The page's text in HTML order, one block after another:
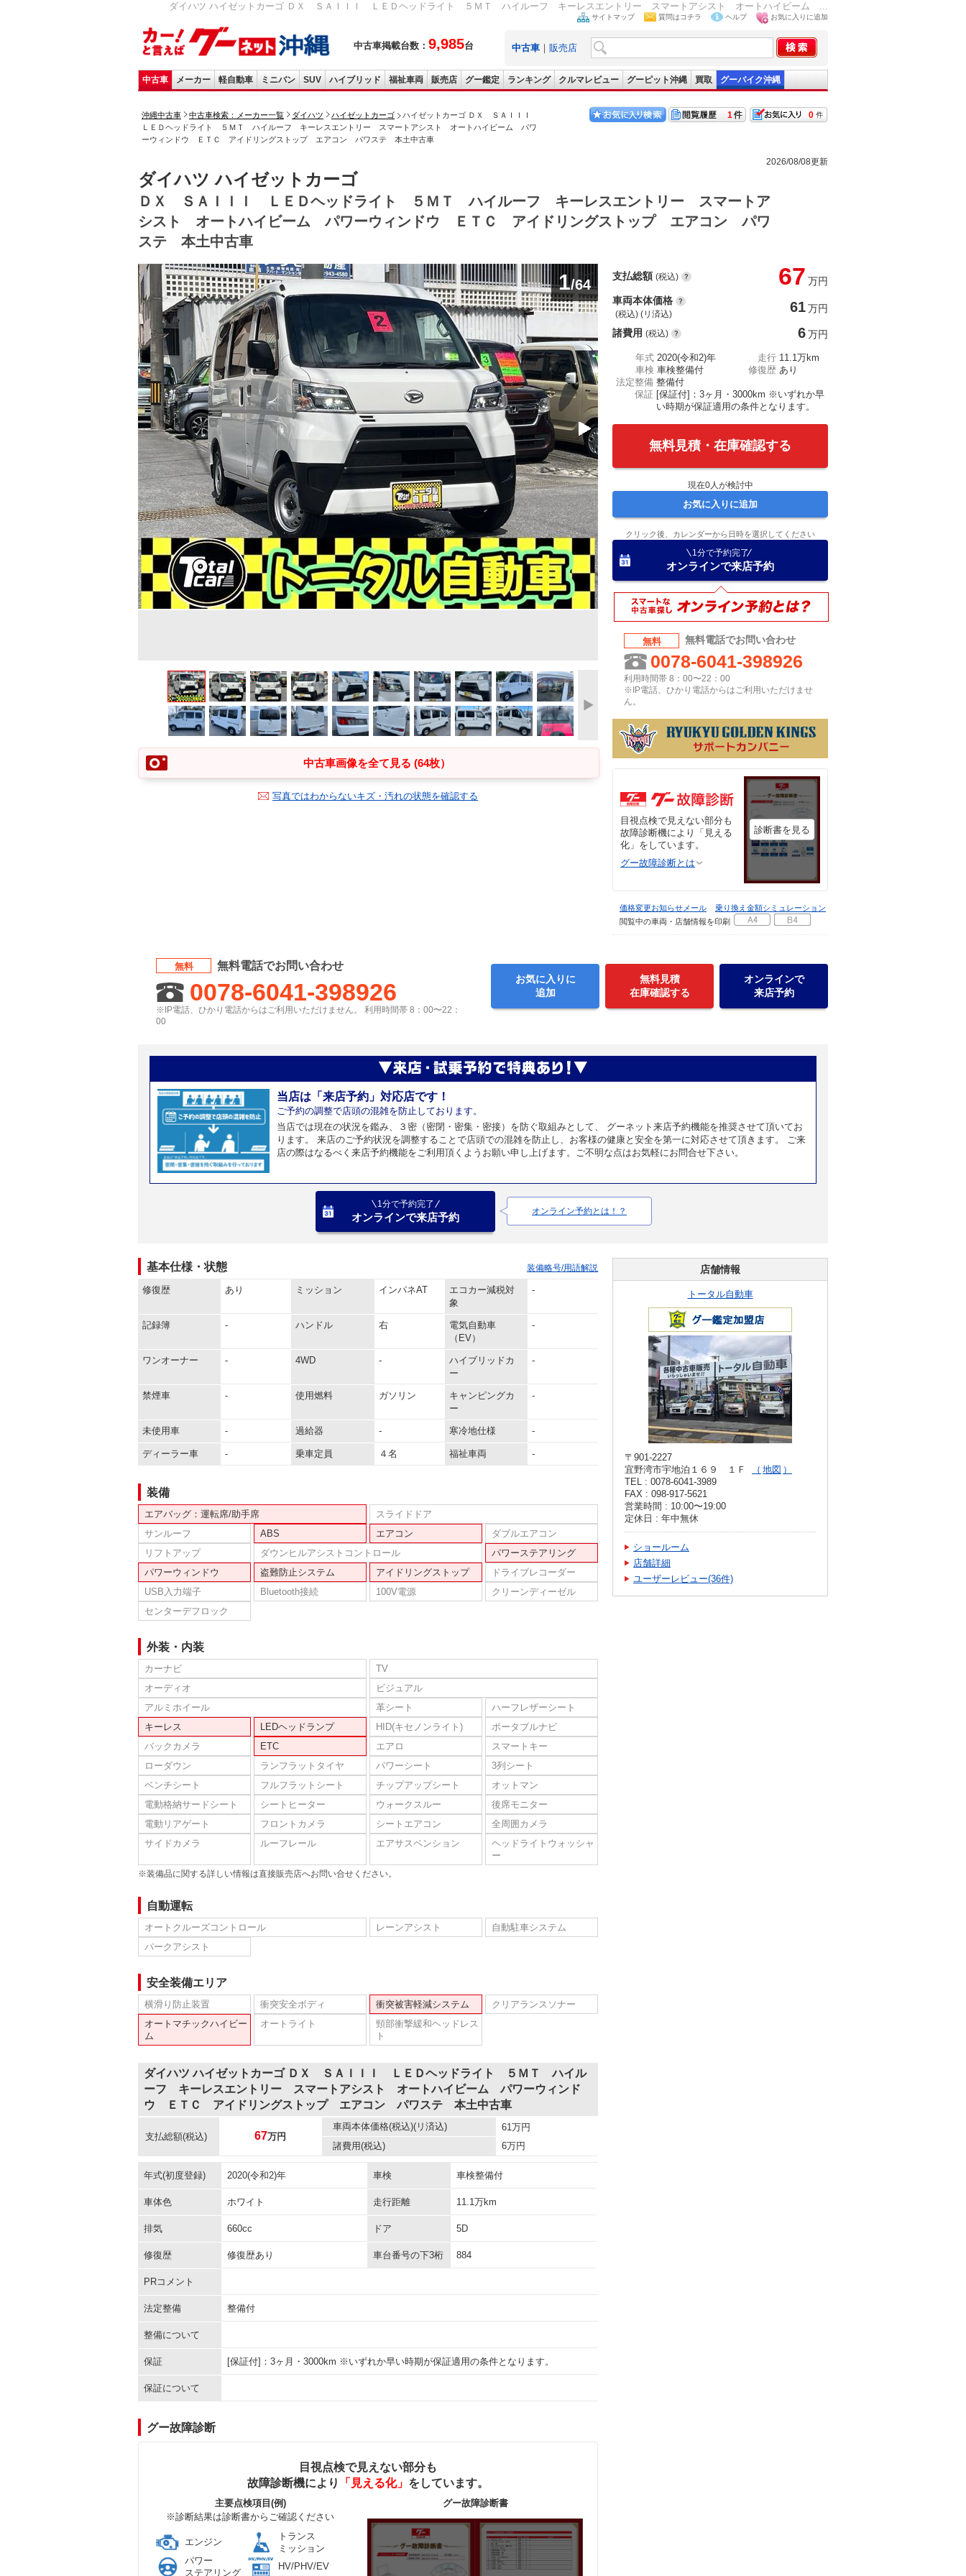
ダイハツ ハイゼットカーゴ ＤＸ ＳＡＩＩＩ ＬＥＤヘッドライト ５ＭＴ ハイルーフ キーレスエントリー スマートアシスト オートハイビーム ...
中古車掲載台数： 9,985台
サイトマップ 質問はコチラ ヘルプ お気に入りに追加
中古車 ｜ 販売店
中古車 メーカー 軽自動車 ミニバン SUV ハイブリッド 福祉車両 販売店 グー鑑定 ランキング クルマレビュー グーピット沖縄 買取 グーバイク沖縄
沖縄中古車 中古車検索：メーカー一覧 ダイハツ ハイゼットカーゴ
ハイゼットカーゴ ＤＸ ＳＡＩＩＩ
ＬＥＤヘッドライト ５ＭＴ ハイルーフ キーレスエントリー スマートアシスト オートハイビーム パワ
ーウィンドウ ＥＴＣ アイドリングストップ エアコン パワステ 本土中古車
0
1
2026/08/08更新
ダイハツ ハイゼットカーゴ
ＤＸ ＳＡＩＩＩ ＬＥＤヘッドライト ５ＭＴ ハイルーフ キーレスエントリー スマートア
シスト オートハイビーム パワーウィンドウ ＥＴＣ アイドリングストップ エアコン パワ
ステ 本土中古車
1/64
中古車画像を全て見る (64枚）
写真ではわからないキズ・汚れの状態を確認する
支払総額 (税込) 67 万円
車両本体価格
(税込) (リ済込) 61万円
諸費用 (税込) 6万円
年式 2020(令和2)年 走行 11.1万km
車検 車検整備付 修復歴 あり
法定整備 整備付
保証 [保証付]：3ヶ月・3000km ※いずれか早
い時期が保証適用の条件となります。
無料見積・在庫確認する
現在0人が検討中
お気に入りに追加
クリック後、カレンダーから日時を選択してください
1分で予約完了
オンラインで来店予約
無料 無料電話でお問い合わせ
0078-6041-398926
利用時間帯 8：00〜22：00
※IP電話、ひかり電話からはご利用いただけませ
ん。
目視点検で見えない部分も
故障診断機により「見える
化」をしています。
グー故障診断とは
診断書を見る
価格変更お知らせメール
乗り換え金額シミュレーション
閲覧中の車両・店舗情報を印刷
無料 無料電話でお問い合わせ
0078-6041-398926
※IP電話、ひかり電話からはご利用いただけません。 利用時間帯 8：00〜22：
00
お気に入りに
追加
無料見積
在庫確認する
オンラインで
来店予約
当店は「来店予約」対応店です！
ご予約の調整で店頭の混雑を防止しております。
当店では現在の状況を鑑み、３密（密閉・密集・密接）を防ぐ取組みとして、 グーネット来店予約機能を推奨させて頂いてお
ります。 来店のご予約状況を調整することで店頭での混雑を防止し、お客様の健康と安全を第一に対応させて頂きます。 ご来
店の際はなるべく来店予約機能をご利用頂くようお願い申し上げます。ご不明な点はお気軽にお問合せ下さい。
1分で予約完了
オンラインで来店予約 オンライン予約とは！？
基本仕様・状態 装備略号/用語解説
修復歴 あり ミッション インパネAT
エコカー減税対
象
-
記録簿 - ハンドル 右
電気自動車
（EV）
-
ワンオーナー - 4WD -
ハイブリッドカ
ー
-
禁煙車 - 使用燃料 ガソリン
キャンピングカ
ー
-
未使用車 - 過給器 - 寒冷地仕様 -
ディーラー車 - 乗車定員 ４名 福祉車両 -
装備
エアバッグ：運転席/助手席
スライドドア
サンルーフ
ABS エアコン
ダブルエアコン
リフトアップ
ダウンヒルアシストコントロール
パワーステアリング
パワーウィンドウ
盗難防止システム アイドリングストップ
ドライブレコーダー
USB入力端子
Bluetooth接続 100V電源
クリーンディーゼル
センターデフロック
外装・内装
カーナビ
TV
オーディオ
ビジュアル
アルミホイール
革シート
ハーフレザーシート
キーレス
LEDヘッドランプ HID(キセノンライト)
ポータブルナビ
バックカメラ
ETC エアロ
スマートキー
ローダウン
ランフラットタイヤ パワーシート
3列シート
ベンチシート
フルフラットシート チップアップシート
オットマン
電動格納サードシート
シートヒーター ウォークスルー
後席モニター
電動リアゲート
フロントカメラ シートエアコン
全周囲カメラ
サイドカメラ
ルーフレール エアサスペンション
ヘッドライトウォッシャ
ー
※装備品に関する詳しい情報は直接販売店へお問い合せください。
自動運転
オートクルーズコントロール レーンアシスト
自動駐車システム
パークアシスト
安全装備エリア
横滑り防止装置 衝突安全ボディ 衝突被害軽減システム
クリアランスソナー
オートマチックハイビー
ム
オートライト
頸部衝撃緩和ヘッドレス
ト
ダイハツ ハイゼットカーゴ ＤＸ ＳＡＩＩＩ ＬＥＤヘッドライト ５ＭＴ ハイル
ーフ キーレスエントリー スマートアシスト オートハイビーム パワーウィンド
ウ ＥＴＣ アイドリングストップ エアコン パワステ 本土中古車
支払総額(税込) 67万円
車両本体価格(税込)(リ済込) 61 万円
諸費用(税込) 6万円
年式(初度登録) 2020(令和2)年 車検 車検整備付
車体色 ホワイト 走行距離 11.1万km
排気 660cc ドア 5D
修復歴 修復歴あり 車台番号の下3桁 884
PRコメント
法定整備 整備付
整備について
保証 [保証付]：3ヶ月・3000km ※いずれか早い時期が保証適用の条件となります。
保証について
グー故障診断
目視点検で見えない部分も
故障診断機により
「見える化」 をしています。
主要点検項目(例)
※診断結果は診断書からご確認ください
エンジン
トランス
ミッション
パワー
ステアリング
HV/PHV/EV
グー故障診断書
店舗情報
トータル自動車
〒901-2227
宜野湾市宇地泊１６９ １Ｆ
地図
TEL : 0078-6041-3989
FAX : 098-917-5621
営業時間 : 10:00〜19:00
定休日 : 年中無休
ショールーム
店舗詳細
ユーザーレビュー(36件)